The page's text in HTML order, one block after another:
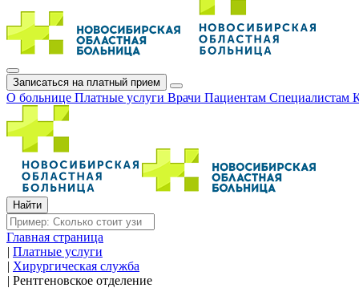
Записаться на платный прием
О больнице Платные услуги Врачи Пациентам Специалистам
Главная страница
| Платные услуги
| Хирургическая служба
| Рентгеновское отделение